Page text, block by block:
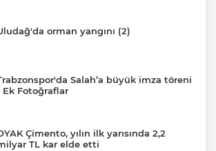
orman yangını (2)
Salah’a büyük imza töreni
Ek Fotoğraflar
Çimento, yılın ilk yarısında 2,2
TL kar elde etti